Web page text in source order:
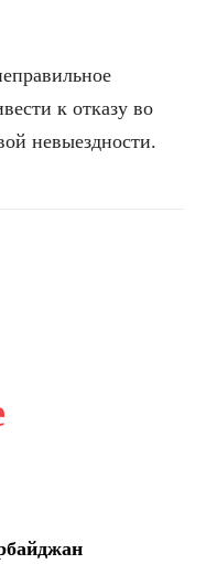
к отказу во
невыездности.